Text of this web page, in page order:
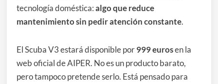
tecnología doméstica:algo que reduce
mantenimiento sin pedir atención constante.
El Scuba V3 estará disponible por999 eurosen la
web oficial de AIPER. No es un producto barato,
pero tampoco pretende serlo. Está pensado para